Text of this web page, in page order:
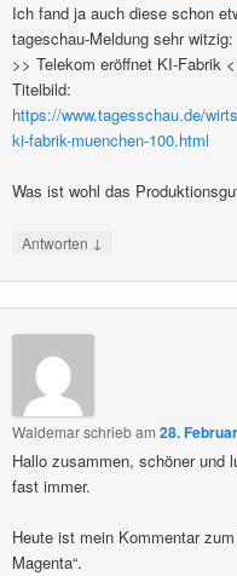
Ich fand ja auch diese schon
tageschau-Meldung sehr witzig:
>> Telekom eröffnet KI-Fabrik
Titelbild:
https://www.tagesschau.de/
ki-fabrik-muenchen-100.html
Was ist wohl das
Antworten ↓
Waldemarschriebam28.
Hallo zusammen, schöner und
fast immer.
Heute ist mein Kommentar zum
Magenta“.